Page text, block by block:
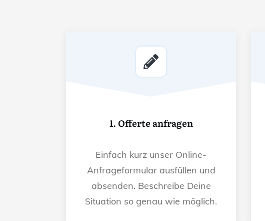
1. Offerte anfragen
Einfach kurz unser Online-
Anfrageformular ausfüllen und
absenden. Beschreibe Deine
Situation so genau wie möglich.